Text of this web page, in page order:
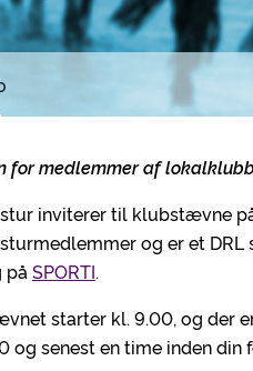
for medlemmer af
inviterer til klubstævne
og er et
på SPORTI.
starter kl. 9.00, og der
og senest en time inden